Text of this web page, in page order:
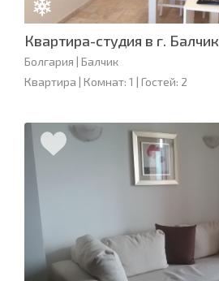
Квартира-студия в г. Балчик
Болгария | Балчик
Квартира | Комнат: 1 | Гостей: 2